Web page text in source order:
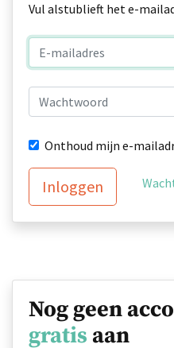
Vul alstublieft het e-
Onthoud mijn e-
Inloggen
Nog geen
gratis aan